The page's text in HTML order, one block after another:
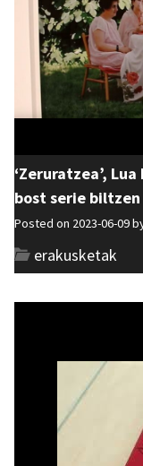
‘Zeruratzea’,
bost serie
Posted on 2023-06-09
erakusketak